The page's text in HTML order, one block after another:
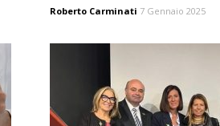
Roberto Carminati 7 Gennaio 2025